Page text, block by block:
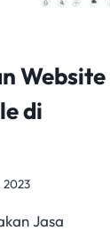
Website
di
2023
Jasa